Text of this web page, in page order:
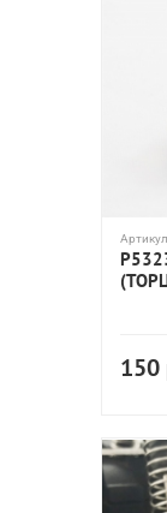
150